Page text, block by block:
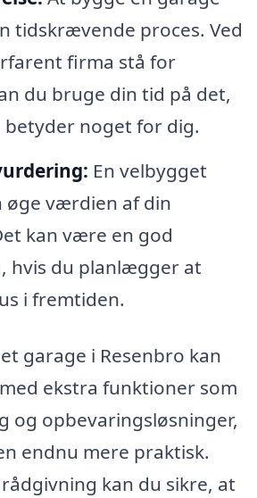
tidskrævende proces. Ved
firma stå for
du bruge din tid på det,
betyder noget for dig.
En velbygget
øge værdien af din
kan være en god
hvis du planlægger at
i fremtiden.
garage i Resenbro kan
ekstra funktioner som
og opbevaringsløsninger,
endnu mere praktisk.
kan du sikre, at